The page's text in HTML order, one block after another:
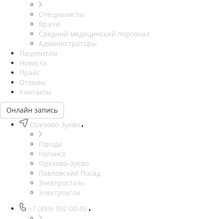
Специалисты
Врачи
Средний медицинский персонал
Администраторы
Пациентам
Новости
Прайс
Отзывы
Контакты
Онлайн запись
Орехово-Зуево
Города
Ногинск
Орехово-Зуево
Павловский Посад
Электросталь
Электроугли
+7 (499) 702-00-05